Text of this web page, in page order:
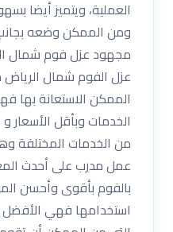
العملية، ويتميز أيضا
ومن الممكن وضعه
مجهود عزل فوم شمال
عزل الفوم شمال
الممكن الاستعانة
الخدمات وبأقل الأسعار
من الخدمات المختلفة
عمل مدرب على أحدث
بالفوم بأقوى وأحسن
استخدامها فهي الأفضل